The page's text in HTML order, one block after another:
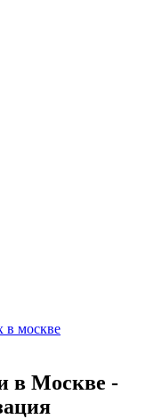
в москве
в Москве -